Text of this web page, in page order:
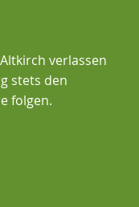
verlassen
stets den
folgen.